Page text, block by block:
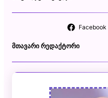
Facebook
ᲛᲗᲐᲕᲐᲠᲘ ᲠᲔᲓᲐᲥᲢᲝᲠᲘ